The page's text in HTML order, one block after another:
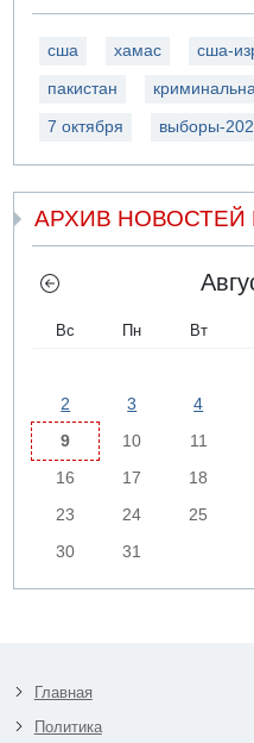
сша хамас сша-
пакистан
7 октября выборы-
АРХИВ НОВОСТЕЙ
Вс Пн Вт
2
3 4
9
10 11
16
17 18
23
24 25
30
31
Главная
Политика